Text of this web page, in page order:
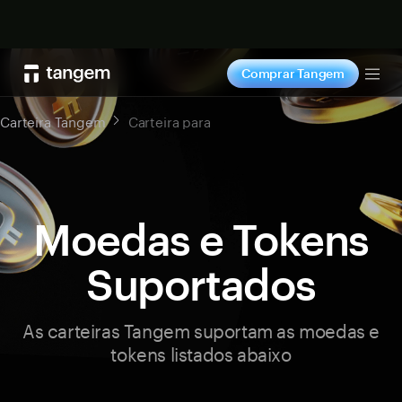
Comprar Tangem
Carteira Tangem Carteira para
Moedas e Tokens
Suportados
As carteiras Tangem suportam as moedas e
tokens listados abaixo